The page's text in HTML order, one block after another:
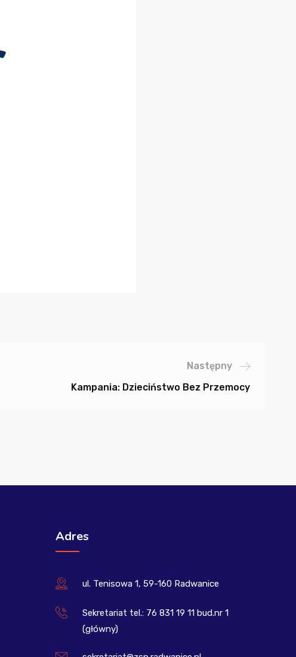
Następny
Kampania: Dzieciństwo Bez Przemocy
Adres
ul. Tenisowa 1, 59-160 Radwanice
Sekretariat tel.: 76 831 19 11 bud.nr 1
(główny)